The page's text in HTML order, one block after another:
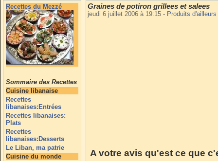
Recettes du Mezzé
Sommaire des Recettes
Cuisine libanaise
Recettes
libanaises:Entrées
Recettes libanaises:
Plats
Recettes
libanaises:Desserts
Le Liban, ma patrie
Cuisine du monde
Graines de potiron grillees et salees
jeudi 6 juillet 2006 à 19:15 - Produits d'ailleurs
A votre avis qu'est ce que